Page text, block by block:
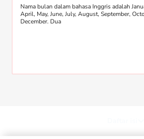
Nama bulan dalam bahasa Inggris adalah
April, May, June, July, August, September,
December. Dua